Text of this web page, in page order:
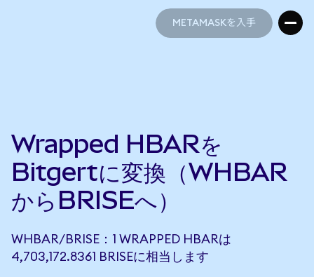
METAMASKを入手
Wrapped HBARを
Bitgertに変換（WHBAR
からBRISEへ）
WHBAR/BRISE：1 WRAPPED HBARは
4,703,172.8361 BRISEに相当します